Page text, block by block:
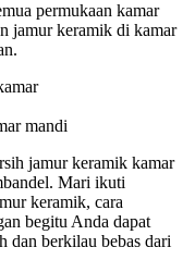
permukaan kamar
jamur keramik di kamar
mandi
jamur keramik kamar
Mari ikuti
keramik, cara
begitu Anda dapat
dan berkilau bebas dari